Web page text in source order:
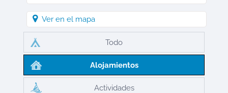
Ver en el mapa
Todo
Alojamientos
Actividades